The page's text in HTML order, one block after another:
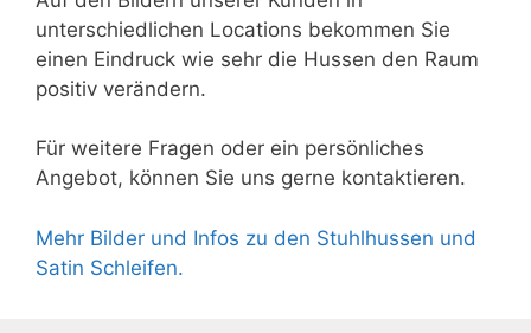
unterschiedlichen Locations bekommen Sie
einen Eindruck wie sehr die Hussen den Raum
positiv verändern.
Für weitere Fragen oder ein persönliches
Angebot, können Sie uns gerne kontaktieren.
Mehr Bilder und Infos zu den Stuhlhussen und
Satin Schleifen.